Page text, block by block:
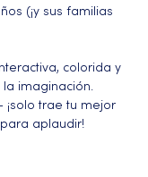
(¡y sus familias
colorida y
imaginación.
¡solo trae tu mejor
aplaudir!